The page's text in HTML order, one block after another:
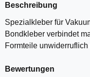
Beschreibung
Spezialkleber für
Bondkleber verbindet
Formteile
Bewertungen